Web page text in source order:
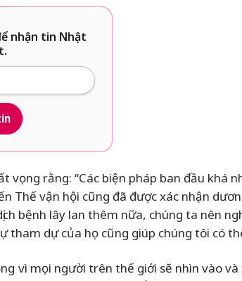
nhận tin Nhật
rằng: “Các biện pháp ban đầu khá
Thế vận hội cũng đã được xác nhận
bệnh lây lan thêm nữa, chúng ta nên
dự của họ cũng giúp chúng tôi có
vì mọi người trên thế giới sẽ nhìn vào